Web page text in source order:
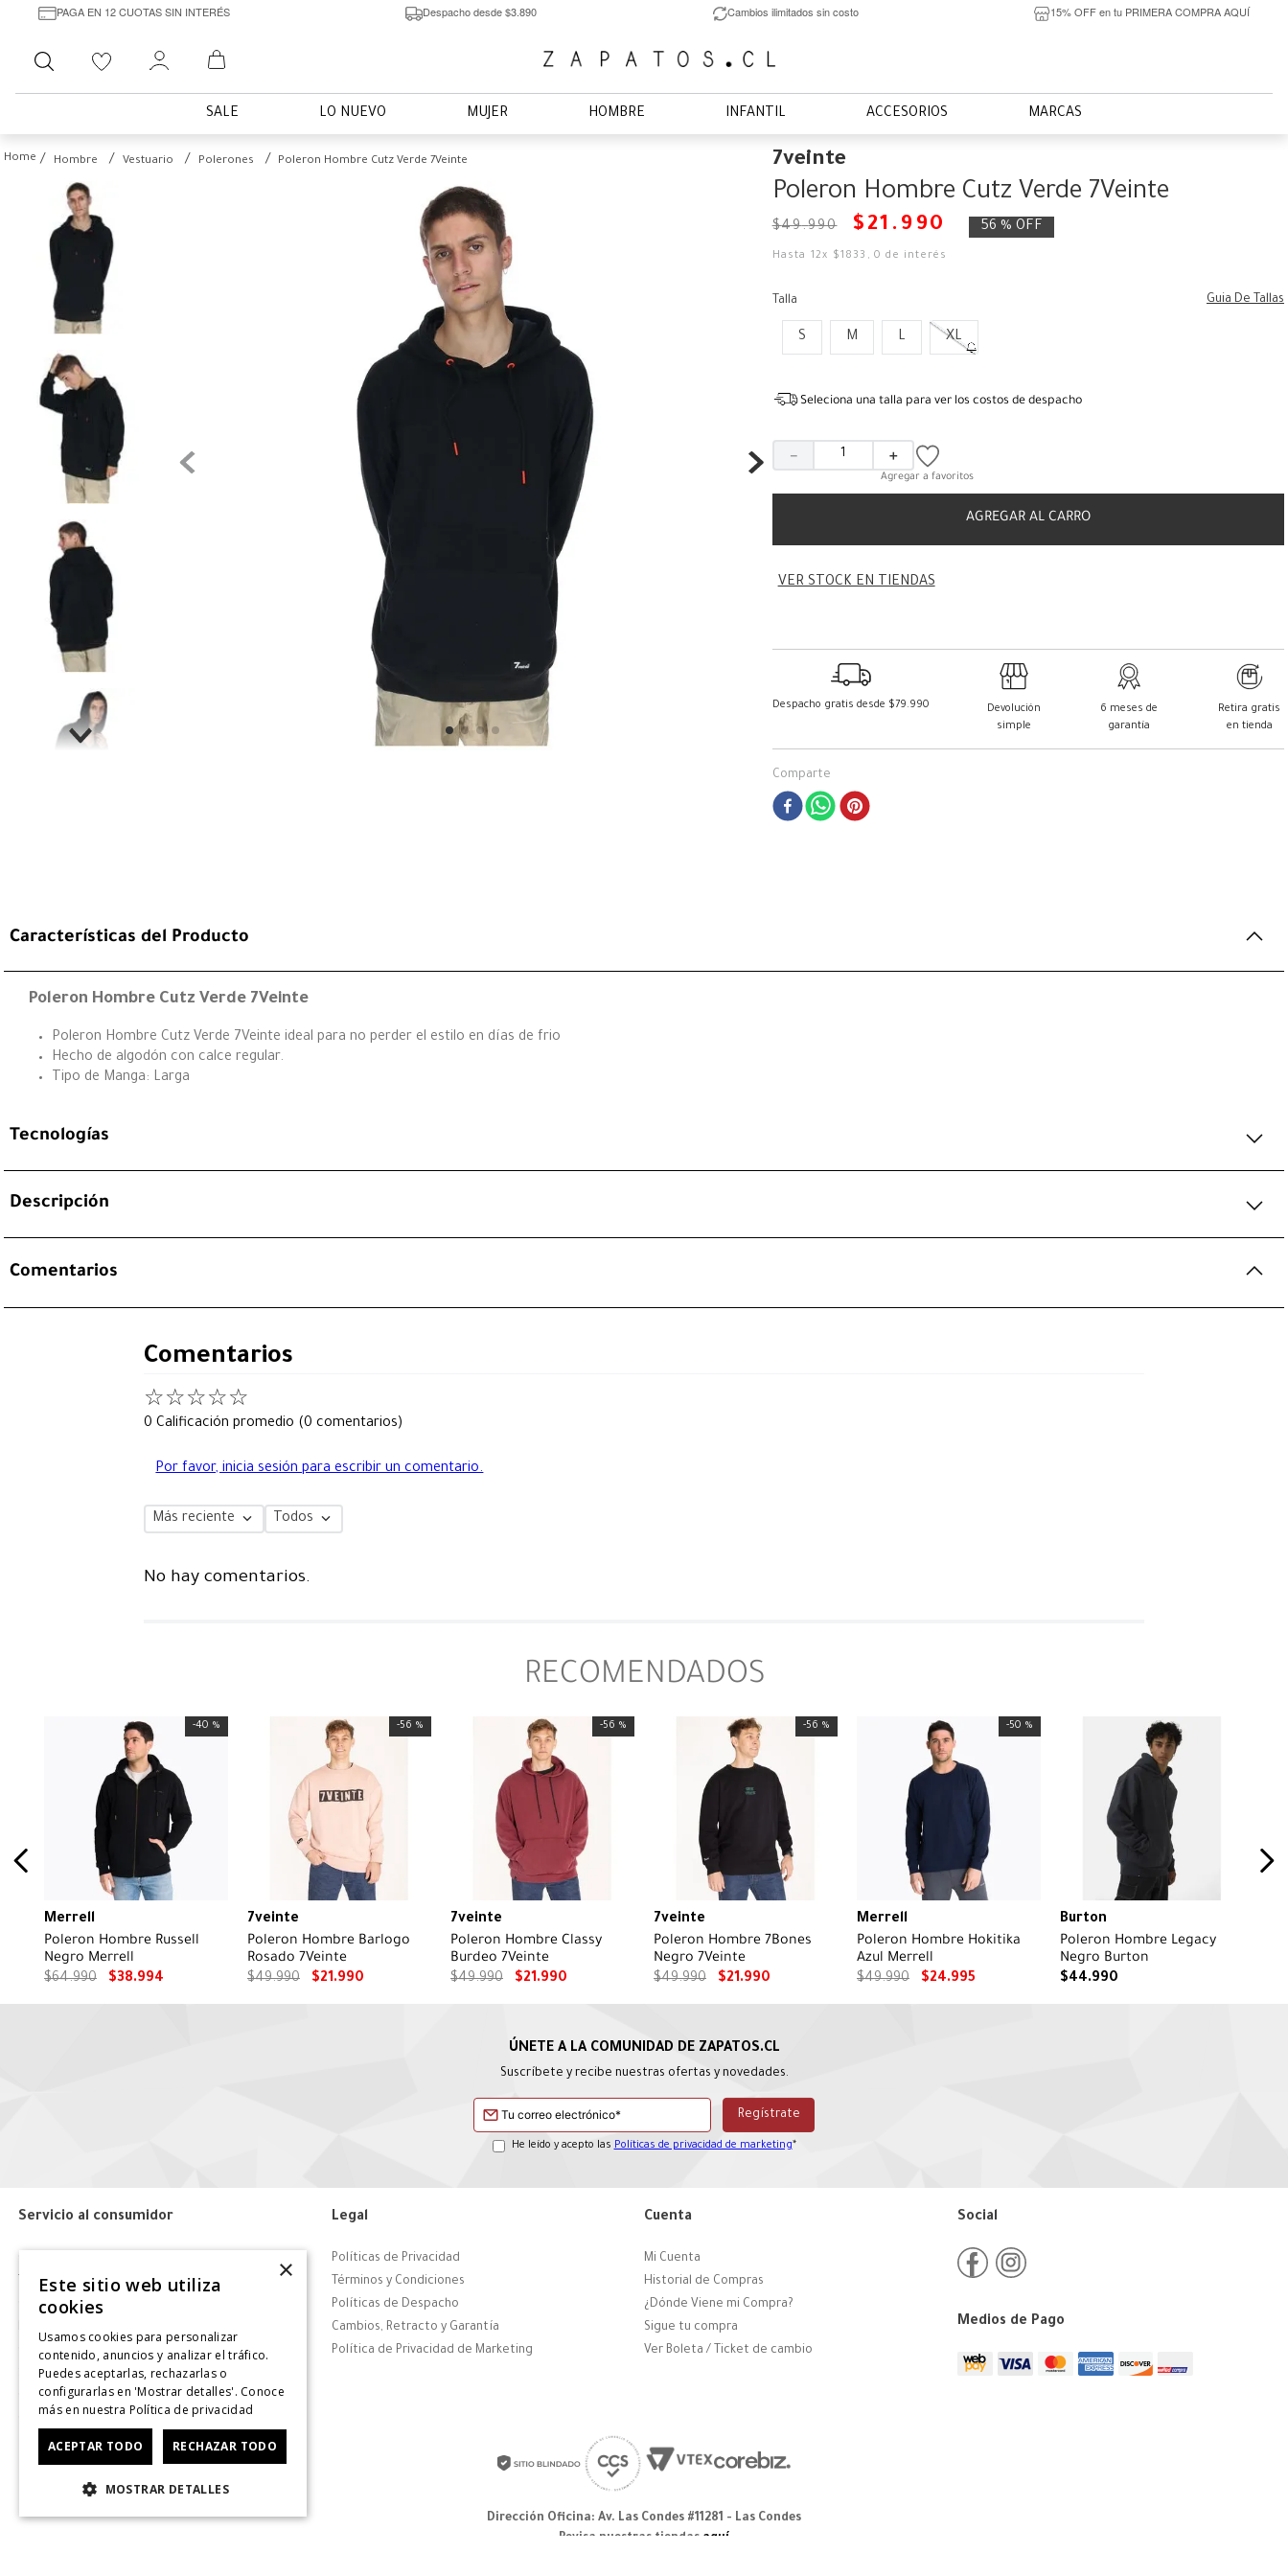
PAGA EN 12 CUOTAS SIN INTERÉS Despacho desde $3.890 Cambios ilimitados sin costo 15% OFF en tu PRIMERA COMPRA AQUÍ
Buscar
SALE LO NUEVO MUJER HOMBRE INFANTIL ACCESORIOS MARCAS
Hombre Vestuario Polerones Poleron Hombre Cutz Verde 7Veinte 7veinte
Poleron Hombre Cutz Verde 7Veinte
$49.990 $ 21 . 990 56 % OFF
Hasta 12x $1833 ,0 de interés
Talla Guia De Tallas
S M L XL
Seleciona una talla para ver los costos de despacho
＋
－
AGREGAR AL CARRO
VER STOCK EN TIENDAS
Despacho gratis desde $79.990
Devolución
simple
6 meses de
garantía
Retira gratis
en tienda
Comparte
Características del Producto
Poleron Hombre Cutz Verde 7Veinte
Poleron Hombre Cutz Verde 7Veinte ideal para no perder el estilo en días de frio
Hecho de algodón con calce regular.
Tipo de Manga: Larga
Tecnologías
Descripción
Comentarios
Comentarios
☆☆☆☆☆
0 Calificación promedio (0 comentarios)
Por favor, inicia sesión para escribir un comentario.
Más reciente Todos
No hay comentarios.
RECOMENDADOS
-40 %
Merrell
Poleron Hombre Russell
Negro Merrell
$64.990 $38.994
-56 %
7veinte
Poleron Hombre Barlogo
Rosado 7Veinte
$49.990 $21.990
-56 %
7veinte
Poleron Hombre Classy
Burdeo 7Veinte
$49.990 $21.990
-56 %
7veinte
Poleron Hombre 7Bones
Negro 7Veinte
$49.990 $21.990
-50 %
Merrell
Poleron Hombre Hokitika
Azul Merrell
$49.990 $24.995
Burton
Poleron Hombre Legacy
Negro Burton
$44.990
Suscríbete y recibe nuestras ofertas y novedades.
He leído y acepto las Políticas de privacidad de marketing*
Servicio al consumidor
Tiendas
Contáctanos
Giftcard
Solicitar Factura
CyberDay
Legal
Políticas de Privacidad
Términos y Condiciones
Políticas de Despacho
Cambios, Retracto y Garantía
Política de Privacidad de Marketing
Cuenta
Mi Cuenta
Historial de Compras
¿Dónde Viene mi Compra?
Sigue tu compra
Ver Boleta / Ticket de cambio
Social
Medios de Pago
Dirección Oficina: Av. Las Condes #11281 - Las Condes
Revisa nuestras tiendas aquí
×
Este sitio web utiliza
cookies
Usamos cookies para personalizar
contenido, anuncios y analizar el tráfico.
Puedes aceptarlas, rechazarlas o
configurarlas en 'Mostrar detalles'. Conoce
más en nuestra Política de privacidad
ACEPTAR TODO RECHAZAR TODO
MOSTRAR DETALLES